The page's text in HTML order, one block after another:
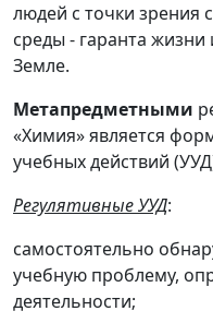
людей с точки зрения
среды - гаранта
Земле.
Метапредметными
«Химия» является
учебных действий
Регулятивные УУД:
самостоятельно
учебную проблему,
деятельности;